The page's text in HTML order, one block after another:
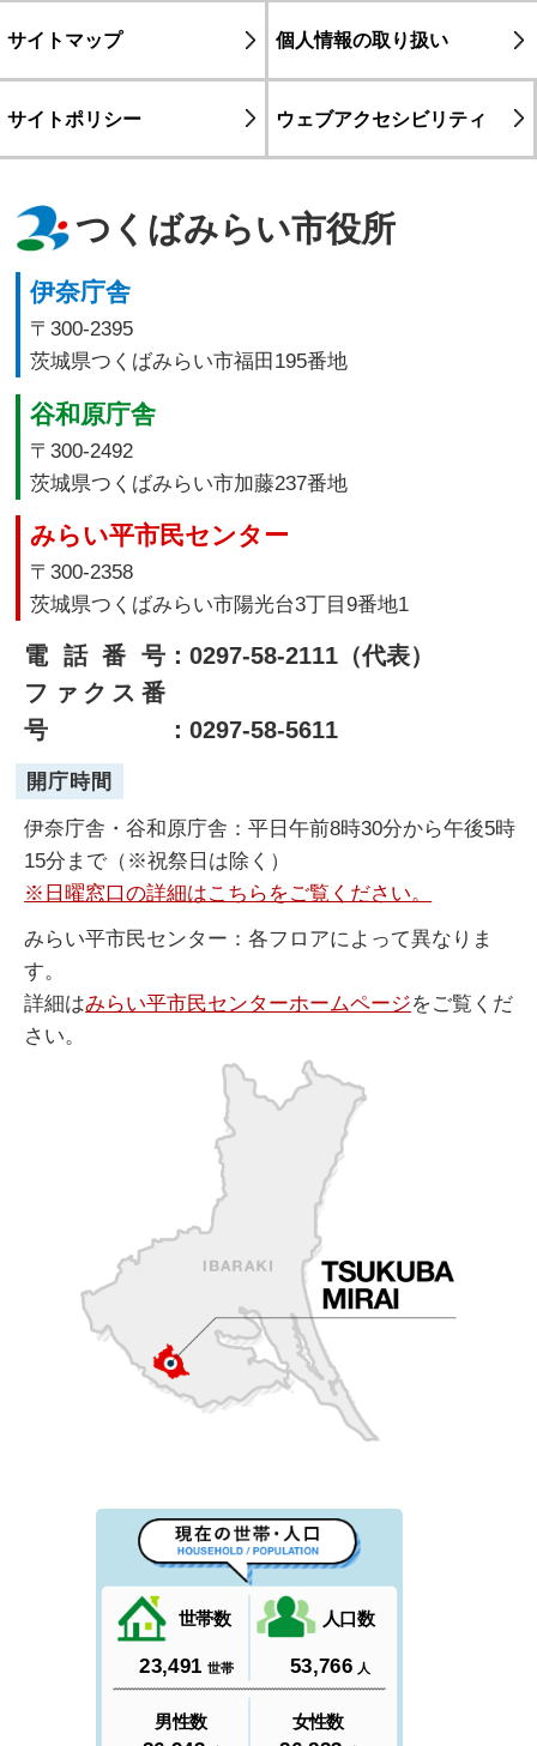
サイトマップ 個人情報の取り扱い
サイトポリシー ウェブアクセシビリティ
つくばみらい市役所
伊奈庁舎
〒300-2395
茨城県つくばみらい市福田195番地
谷和原庁舎
〒300-2492
茨城県つくばみらい市加藤237番地
みらい平市民センター
〒300-2358
茨城県つくばみらい市陽光台3丁目9番地1
電話番号：0297-58-2111（代表）
ファクス番
号
：0297-58-5611
開庁時間
伊奈庁舎・谷和原庁舎：平日午前8時30分から午後5時
15分まで（※祝祭日は除く）
※日曜窓口の詳細はこちらをご覧ください。
みらい平市民センター：各フロアによって異なりま
す。
詳細はみらい平市民センターホームページをご覧くだ
さい。